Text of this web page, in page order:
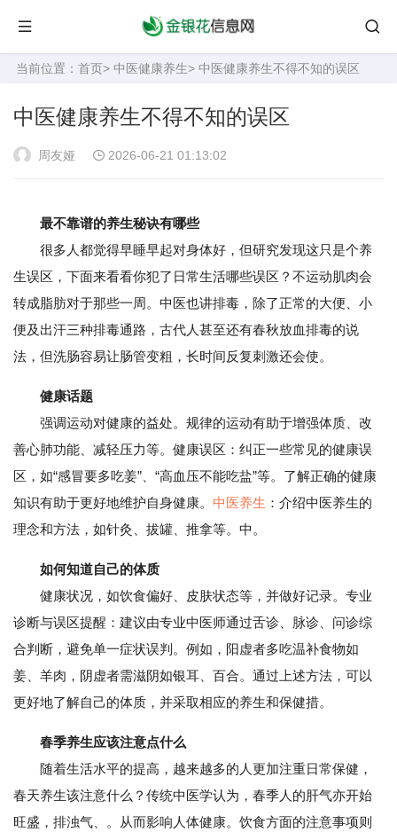
当前位置： 首页> 中医健康养生> 中医健康养生不得不知的误区
中医健康养生不得不知的误区
周友娅 2026-06-21 01:13:02
最不靠谱的养生秘诀有哪些
很多人都觉得早睡早起对身体好，但研究发现这只是个养
生误区，下面来看看你犯了日常生活哪些误区？不运动肌肉会
转成脂肪对于那些一周。中医也讲排毒，除了正常的大便、小
便及出汗三种排毒通路，古代人甚至还有春秋放血排毒的说
法，但洗肠容易让肠管变粗，长时间反复刺激还会使。
健康话题
强调运动对健康的益处。规律的运动有助于增强体质、改
善心肺功能、减轻压力等。健康误区：纠正一些常见的健康误
区，如“感冒要多吃姜”、“高血压不能吃盐”等。了解正确的健康
知识有助于更好地维护自身健康。 中医养生 ：介绍中医养生的
理念和方法，如针灸、拔罐、推拿等。中。
如何知道自己的体质
健康状况，如饮食偏好、皮肤状态等，并做好记录。专业
诊断与误区提醒：建议由专业中医师通过舌诊、脉诊、问诊综
合判断，避免单一症状误判。例如，阳虚者多吃温补食物如
姜、羊肉，阴虚者需滋阴如银耳、百合。通过上述方法，可以
更好地了解自己的体质，并采取相应的养生和保健措。
春季养生应该注意点什么
随着生活水平的提高，越来越多的人更加注重日常保健，
春天养生该注意什么？传统中医学认为，春季人的肝气亦开始
旺盛，排浊气、。从而影响人体健康。饮食方面的注意事项则